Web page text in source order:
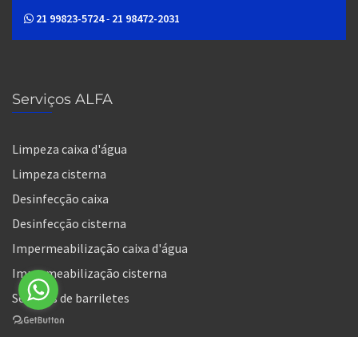
21 99823-5724- 21 98472-2031
Serviços ALFA
Limpeza caixa d'água
Limpeza cisterna
Desinfecção caixa
Desinfecção cisterna
Impermeabilização caixa d'água
Impermeabilização cisterna
Serviços de barriletes